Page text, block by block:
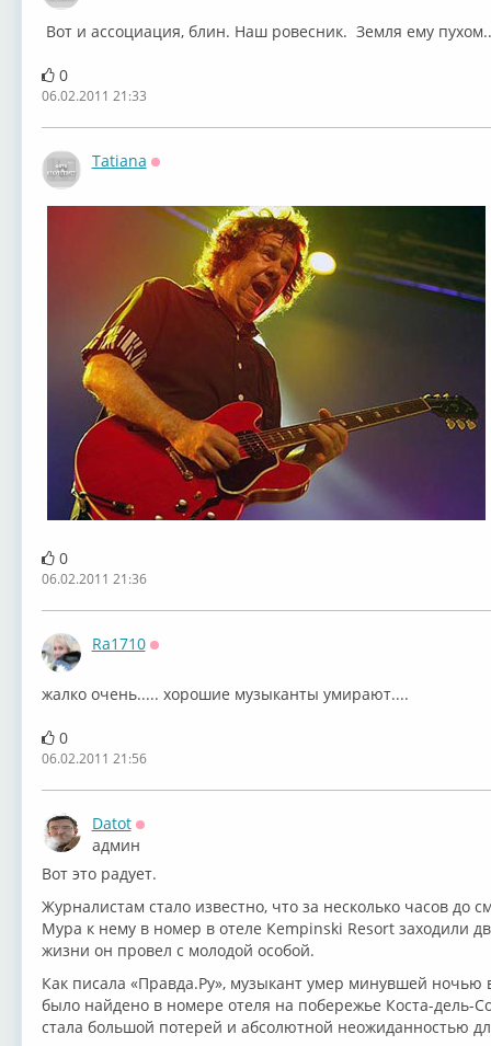
Вот и ассоциация, блин. Наш ровесник. Земля ему
0
06.02.2011 21:33
Tatiana
0
06.02.2011 21:36
Ra1710
жалко очень..... хорошие музыканты умирают....
0
06.02.2011 21:56
Datot
Оффлайн
админ
Вот это радует.
Журналистам стало известно, что за несколько часов до
Мура к нему в номер в отеле Кempinski Resort заходили
жизни он провел с молодой особой.
Как писала «Правда.Ру», музыкант умер минувшей ночью
было найдено в номере отеля на побережье Коста-дель-
стала большой потерей и абсолютной неожиданностью